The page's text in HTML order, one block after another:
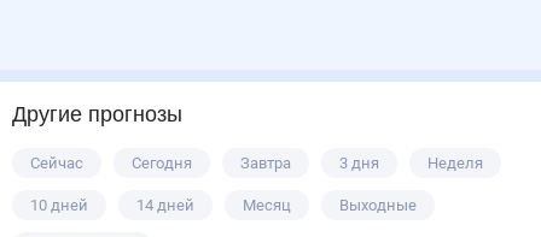
Другие прогнозы
Сейчас Сегодня Завтра 3 дня Неделя
10 дней 14 дней Месяц Выходные